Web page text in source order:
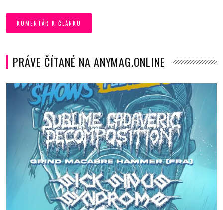
PRÁVE ČÍTANÉ NA ANYMAG.ONLINE